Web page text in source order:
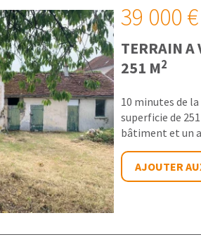
39 000 €
TERRAIN A
251 M2
10 minutes de
superficie de
bâtiment et un
AJOUTER